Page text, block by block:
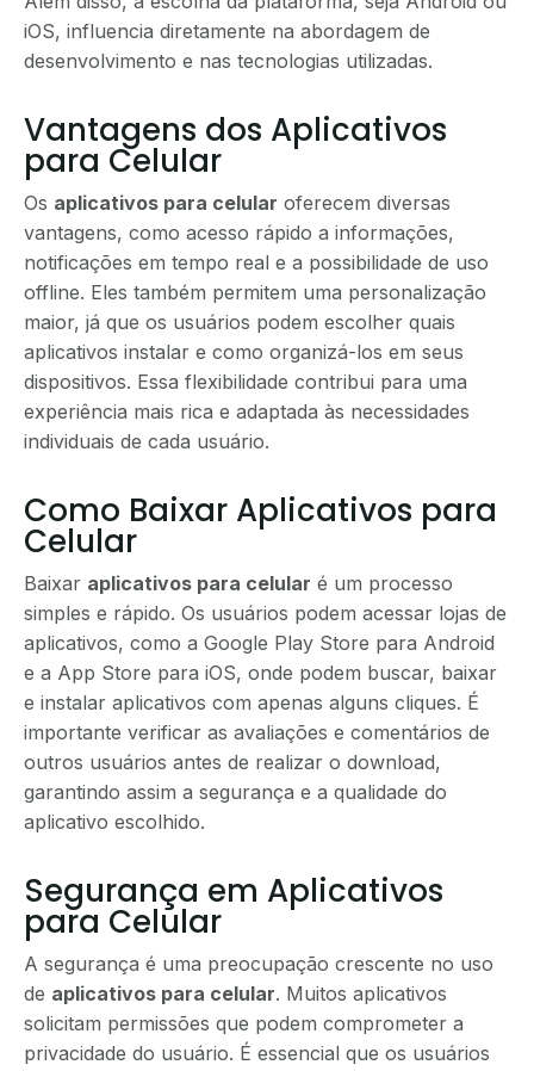
iOS, influencia diretamente na abordagem de
desenvolvimento e nas tecnologias utilizadas.
Vantagens dos Aplicativos
para Celular
Os aplicativos para celular oferecem diversas
vantagens, como acesso rápido a informações,
notificações em tempo real e a possibilidade de uso
offline. Eles também permitem uma personalização
maior, já que os usuários podem escolher quais
aplicativos instalar e como organizá-los em seus
dispositivos. Essa flexibilidade contribui para uma
experiência mais rica e adaptada às necessidades
individuais de cada usuário.
Como Baixar Aplicativos para
Celular
Baixar aplicativos para celular é um processo
simples e rápido. Os usuários podem acessar lojas de
aplicativos, como a Google Play Store para Android
e a App Store para iOS, onde podem buscar, baixar
e instalar aplicativos com apenas alguns cliques. É
importante verificar as avaliações e comentários de
outros usuários antes de realizar o download,
garantindo assim a segurança e a qualidade do
aplicativo escolhido.
Segurança em Aplicativos
para Celular
A segurança é uma preocupação crescente no uso
de aplicativos para celular. Muitos aplicativos
solicitam permissões que podem comprometer a
privacidade do usuário. É essencial que os usuários